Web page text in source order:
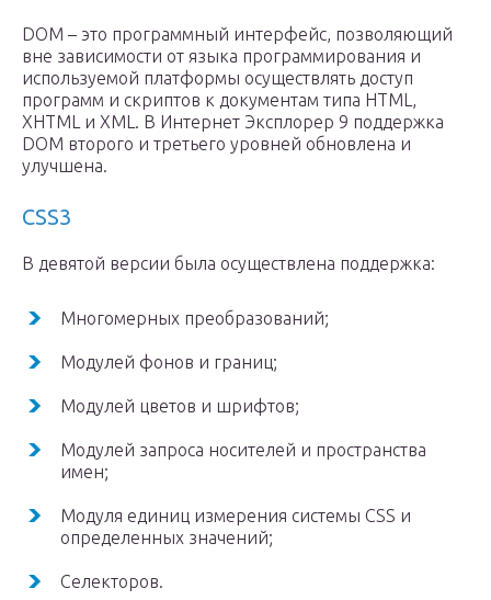
DOM – это программный интерфейс, позволяющий
вне зависимости от языка программирования и
используемой платформы осуществлять доступ
программ и скриптов к документам типа HTML,
XHTML и XML. В Интернет Эксплорер 9 поддержка
DOM второго и третьего уровней обновлена и
улучшена.
CSS3
В девятой версии была осуществлена поддержка:
Многомерных преобразований;
Модулей фонов и границ;
Модулей цветов и шрифтов;
Модулей запроса носителей и пространства
имен;
Модуля единиц измерения системы CSS и
определенных значений;
Селекторов.